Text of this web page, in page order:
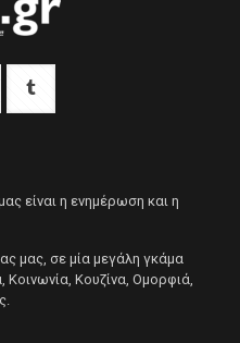
είναι η ενημέρωση και η
μας, σε μία μεγάλη γκάμα
Κουζίνα, Ομορφιά,